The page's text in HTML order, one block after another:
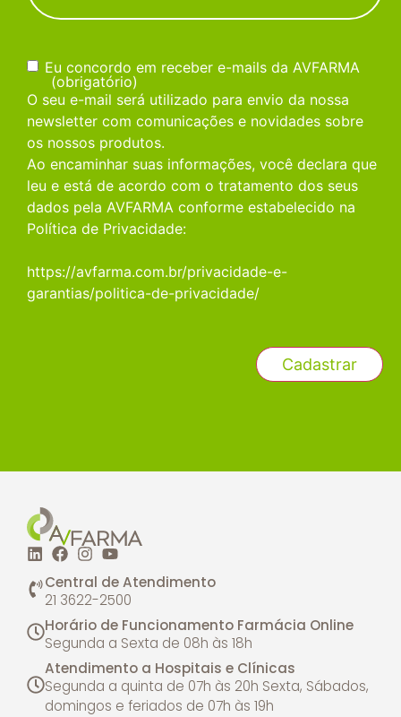
Consentimento(obrigatório)
Eu concordo em receber e-mails da AVFARMA
(obrigatório)
O seu e-mail será utilizado para envio da nossa
newsletter com comunicações e novidades sobre
os nossos produtos.
Ao encaminhar suas informações, você declara que
leu e está de acordo com o tratamento dos seus
dados pela AVFARMA conforme estabelecido na
Política de Privacidade:
https://avfarma.com.br/privacidade-e-
garantias/politica-de-privacidade/
Central de Atendimento
21 3622-2500
Horário de Funcionamento Farmácia Online
Segunda a Sexta de 08h às 18h
Atendimento a Hospitais e Clínicas
Segunda a quinta de 07h às 20h Sexta, Sábados,
domingos e feriados de 07h às 19h